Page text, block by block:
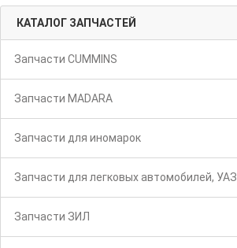
КАТАЛОГ ЗАПЧАСТЕЙ
Запчасти CUMMINS
Запчасти MADARA
Запчасти для иномарок
Запчасти для легковых автомобилей, УАЗ
Запчасти ЗИЛ